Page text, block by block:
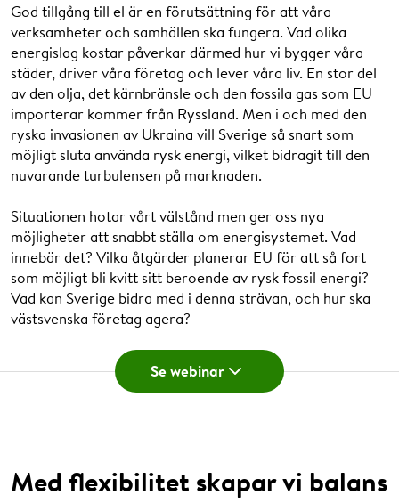
Hur möter vi den digitala utmaningen?
Hur kan vi göra våra datacenter mer hållbara, och vad är
hållbara energilösningar för dem? HEric Zinn symbios
mellan olika aktörer för att nyttja energin maximalt? Hur
garanterar vi driftsäkerhet, och hur skyddar vi oss mot
hackerattacker? Och vad ska man som företag tänka på i
allt detta?
Höga elpriser sätter fart på nya lösningar
När vi går mot alltmer förnybar elproduktion blir det
större skillnad mellan när elen är billig, och när den är
dyr. Det här skapar osäkerhet för företagen, men har
också gett skjuts åt utvecklingen av olika lösningar för
energilagring som kan minska prisskillnaderna, såsom
batterier, vätgas och bränsleceller.
Webinar 27 januari 2022.
åren. Därför krävs nya, smarta lösningar och – inte minst
– nya typer av samarbeten! För många företag handlar
God tillgång till el är en förutsättning för att våra
verksamheter och samhällen ska fungera. Vad olika
energislag kostar påverkar därmed hur vi bygger våra
städer, driver våra företag och lever våra liv. En stor del
av den olja, det kärnbränsle och den fossila gas som EU
importerar kommer från Ryssland. Men i och med den
ryska invasionen av Ukraina vill Sverige så snart som
möjligt sluta använda rysk energi, vilket bidragit till den
nuvarande turbulensen på marknaden.
Situationen hotar vårt välstånd men ger oss nya
möjligheter att snabbt ställa om energisystemet. Vad
innebär det? Vilka åtgärder planerar EU för att så fort
som möjligt bli kvitt sitt beroende av rysk fossil energi?
Vad kan Sverige bidra med i denna strävan, och hur ska
västsvenska företag agera?
Se webinar
Med flexibilitet skapar vi balans